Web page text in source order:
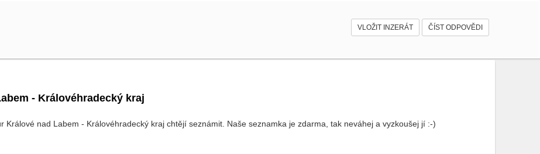
VLOŽIT INZERÁT ČÍST ODPOVĚDI
- Královéhradecký kraj
nad Labem - Královéhradecký kraj chtějí seznámit. Naše seznamka je zdarma, tak neváhej a vyzkoušej jí :-)